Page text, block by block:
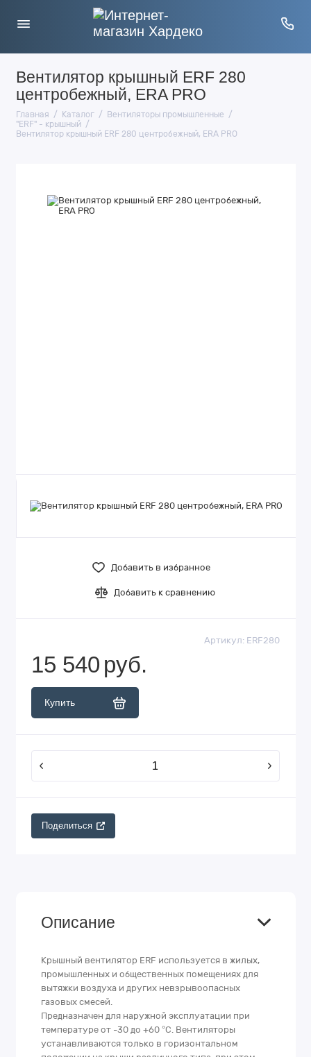
Вентилятор крышный ERF 280
центробежный, ERA PRO
Главная Каталог
Вентиляторы промышленные
"ERF" - крышный
Вентилятор крышный ERF 280 центробежный, ERA PRO
Добавить в избранное
Добавить к сравнению
Артикул: ERF280
15 540 руб.
Купить
Поделиться
Описание
Крышный вентилятор ERF используется в жилых,
промышленных и общественных помещениях для
вытяжки воздуха и других невзрывоопасных
газовых смесей.
Предназначен для наружной эксплуатации при
температуре от -30 до +60 °C. Вентиляторы
устанавливаются только в горизонтальном